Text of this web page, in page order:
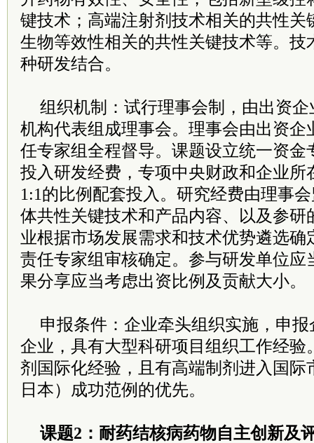
键技术；高端注射剂技术相关的共性关
生物等效性相关的共性关键技术等。技
种研发结合。
组织机制：试行理事会制，由出资
机构代表组成理事会。理事会由出资企
任专家组全程督导。课题设立统一资金
投入研发经费，专项中央财政和企业所
1:1的比例配套投入。研究经费由理事
体共性关键技术和产品内容、以及参研
业根据市场发展需求和技术优势遴选确
责任专家组审核确定。参与研发单位应
果分享应当考虑出资比例及贡献大小。
申报条件：企业牵头组织实施，申
企业，具有大型科研项目组织工作经验
剂国际化经验，且有高端制剂进入国际
日本）成功范例的优先。
课题2：耐药结核病药物自主创新及